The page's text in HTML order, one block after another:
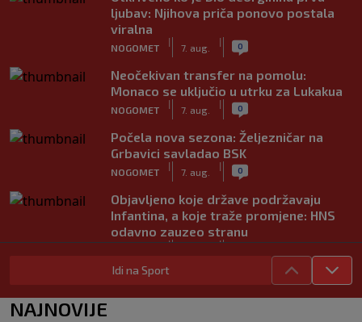
ljubav: Njihova priča ponovo postala
viralna
NOGOMET
|
7. aug.
| 0
Neočekivan transfer na pomolu:
Monaco se uključio u utrku za Lukakua
NOGOMET
|
7. aug.
| 0
Počela nova sezona: Željezničar na
Grbavici savladao BSK
NOGOMET
|
7. aug.
| 0
Objavljeno koje države podržavaju
Infantina, a koje traže promjene: HNS
odavno zauzeo stranu
| |
UEFA pokreće istragu: Je li Infantino
Idi na Sport
NAJNOVIJE